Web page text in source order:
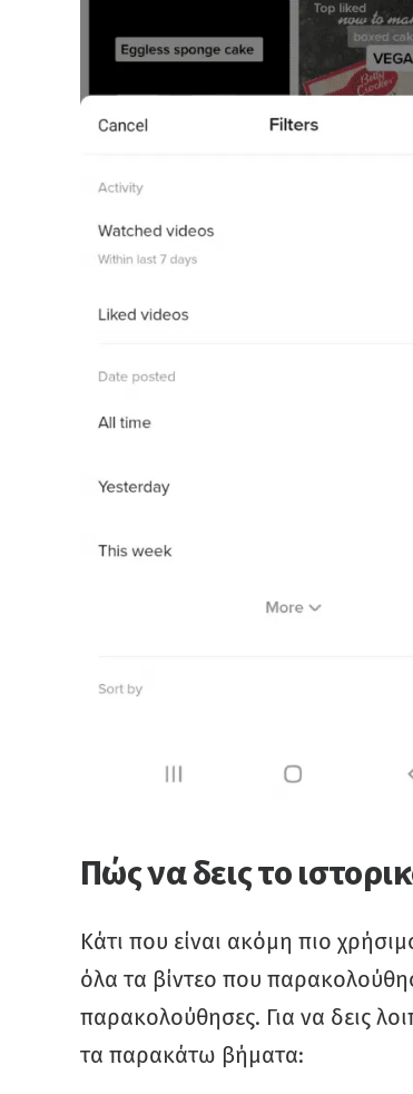
Πώς να δεις το
Κάτι που είναι ακόμη πιο
όλα τα βίντεο που
παρακολούθησες. Για να δεις
τα παρακάτω βήματα: